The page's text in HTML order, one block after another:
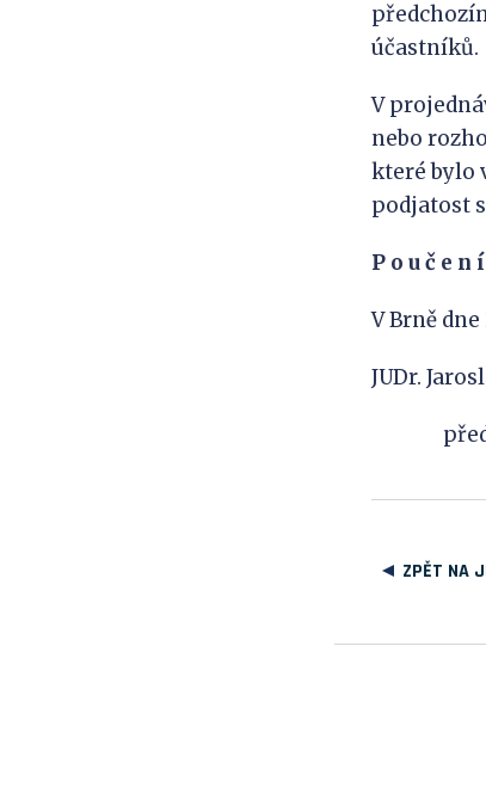
účastníků.
V
nebo
které bylo
podjatost
P o u č e n
V Brně
JUDr.
ZPĚT NA